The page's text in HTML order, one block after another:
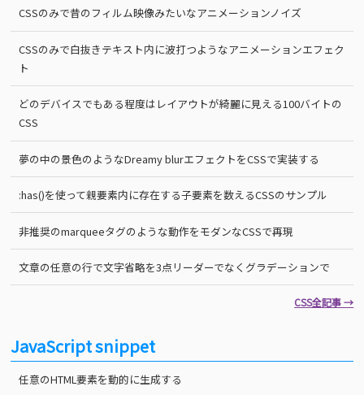
CSSのみで昔のフィルム映像みたいなアニメーションノイズ
CSSのみで白抜きテキスト内に波打つようなアニメーションエフェク
ト
どのデバイスでもある程度はレイアウトが綺麗に見える100バイトの
CSS
夢の中の景色のようなDreamy blurエフェクトをCSSで実装する
:has()を使って親要素内に存在する子要素を数えるCSSのサンプル
非推奨のmarqueeタグのような動作をモダンなCSSで再現
文章の任意の行で文字省略を3点リーダーでなくグラデーションで
CSS全記事 →
JavaScript snippet
任意のHTML要素を動的に生成する